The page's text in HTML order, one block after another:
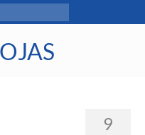
9